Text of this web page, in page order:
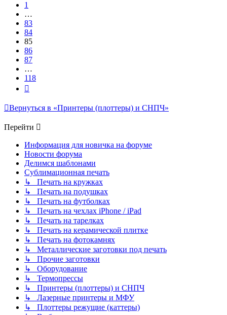
1
…
83
84
85
86
87
…
118
Вернуться в «Принтеры (плоттеры) и СНПЧ»
Перейти
Информация для новичка на форуме
Новости форума
Делимся шаблонами
Сублимационная печать
↳ Печать на кружках
↳ Печать на подушках
↳ Печать на футболках
↳ Печать на чехлах iPhone / iPad
↳ Печать на тарелках
↳ Печать на керамической плитке
↳ Печать на фотокамнях
↳ Металлические заготовки под печать
↳ Прочие заготовки
↳ Оборудование
↳ Термопрессы
↳ Принтеры (плоттеры) и СНПЧ
↳ Лазерные принтеры и МФУ
↳ Плоттеры режущие (каттеры)